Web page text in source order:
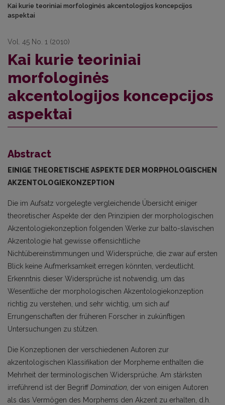
Kai kurie teoriniai morfologinės akcentologijos koncepcijos
aspektai
Vol. 45 No. 1 (2010)
Kai kurie teoriniai
morfologinės
akcentologijos koncepcijos
aspektai
Abstract
EINIGE THEORETISCHE ASPEKTE DER MORPHOLOGISCHEN
AKZENTOLOGIEKONZEPTION
Die im Aufsatz vorgelegte vergleichende Übersicht einiger
theoretischer Aspekte der den Prinzipien der morphologischen
Akzentologiekonzeption folgenden Werke zur balto-slavischen
Akzentologie hat gewisse offensichtliche
Nichtübereinstimmungen und Widersprüche, die zwar auf ersten
Blick keine Aufmerksamkeit erregen könnten, verdeutlicht.
Erkenntnis dieser Widersprüche ist notwendig, um das
Wesentliche der morphologischen Akzentologiekonzeption
richtig zu verstehen, und sehr wichtig, um sich auf
Errungenschaften der früheren Forscher in zukünftigen
Untersuchungen zu stützen.
Die Konzeptionen der verschiedenen Autoren zur
akzentologischen Klassifikation der Morpheme enthalten die
Mehrheit der terminologischen Widersprüche. Am stärksten
irreführend ist der Begriff Domination, der von einigen Autoren
als das Vermögen des Morphems den Akzent zu erhalten, d.h.